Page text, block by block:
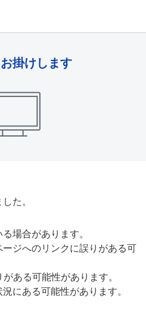
掛けします
た。
場合があります。
ジへのリンクに誤りがある可
ある可能性があります。
にある可能性があります。